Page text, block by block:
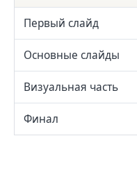
Первый слайд
Основные слайды
Визуальная часть
Финал